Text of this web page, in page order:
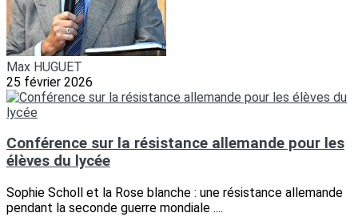
Max HUGUET
25 février 2026
Conférence sur la résistance allemande pour les
élèves du lycée
Sophie Scholl et la Rose blanche : une résistance allemande
pendant la seconde guerre mondiale ....